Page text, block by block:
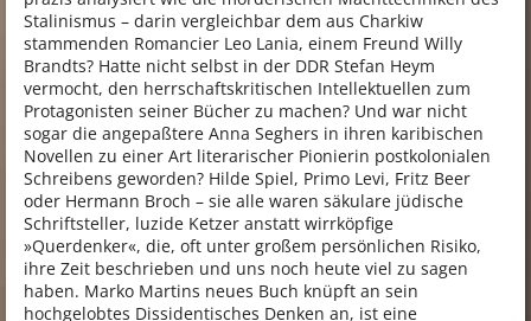
Stalinismus – darin vergleichbar dem aus Charkiw
stammenden Romancier Leo Lania, einem Freund Willy
Brandts? Hatte nicht selbst in der DDR Stefan Heym
vermocht, den herrschaftskritischen Intellektuellen zum
Protagonisten seiner Bücher zu machen? Und war nicht
sogar die angepaßtere Anna Seghers in ihren karibischen
Novellen zu einer Art literarischer Pionierin postkolonialen
Schreibens geworden? Hilde Spiel, Primo Levi, Fritz Beer
oder Hermann Broch – sie alle waren säkulare jüdische
Schriftsteller, luzide Ketzer anstatt wirrköpfige
»Querdenker«, die, oft unter großem persönlichen Risiko,
ihre Zeit beschrieben und uns noch heute viel zu sagen
haben. Marko Martins neues Buch knüpft an sein
hochgelobtes Dissidentisches Denken an, ist eine